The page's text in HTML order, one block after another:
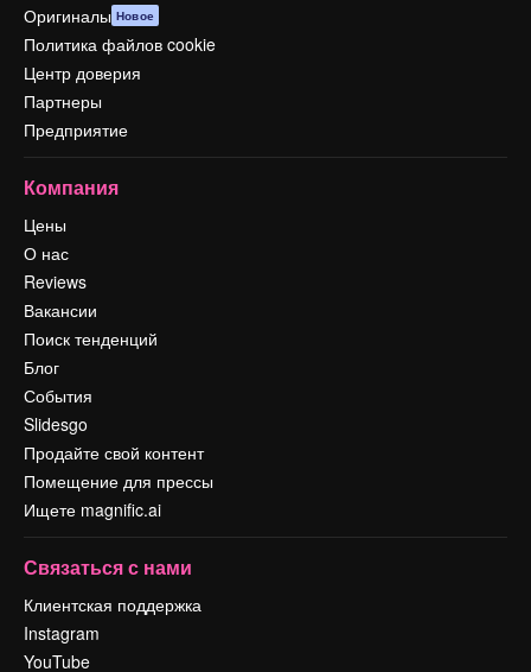
Оригиналы Новое
Политика файлов cookie
Центр доверия
Партнеры
Предприятие
Компания
Цены
О нас
Reviews
Вакансии
Поиск тенденций
Блог
События
Slidesgo
Продайте свой контент
Помещение для прессы
Ищете magnific.ai
Связаться с нами
Клиентская поддержка
Instagram
YouTube